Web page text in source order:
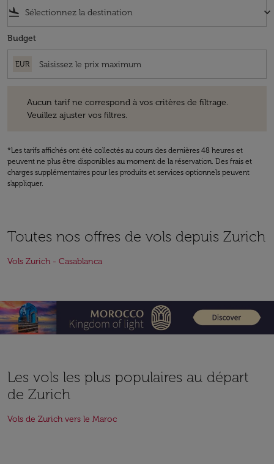
flight_land keyboard_arrow_down
Budget
EUR
Aucun tarif ne correspond à vos critères de filtrage.
Veuillez ajuster vos filtres.
*Les tarifs affichés ont été collectés au cours des dernières 48 heures et
peuvent ne plus être disponibles au moment de la réservation. Des frais et
charges supplémentaires pour les produits et services optionnels peuvent
s'appliquer.
Toutes nos offres de vols depuis Zurich
Vols Zurich - Casablanca
Les vols les plus populaires au départ
de Zurich
Vols de Zurich vers le Maroc